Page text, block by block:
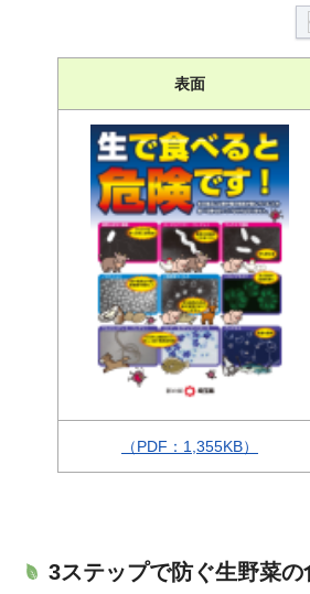
表面
（PDF：1,355KB）
3ステップで防ぐ生野菜の